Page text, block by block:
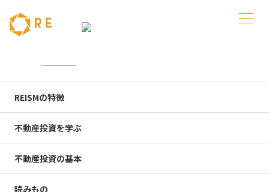
REISMの特徴
不動産投資を学ぶ
不動産投資の基本
読みもの